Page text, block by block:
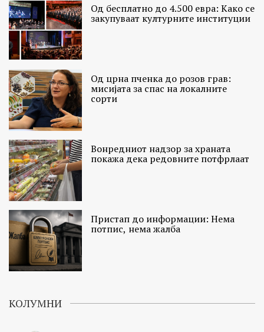
Од бесплатно до 4.500 евра: Како се
закупуваат културните институции
Од црна пченка до розов грав:
мисијата за спас на локалните
сорти
Вонредниот надзор за храната
покажа дека редовните потфрлаат
Пристап до информации: Нема
потпис, нема жалба
КОЛУМНИ